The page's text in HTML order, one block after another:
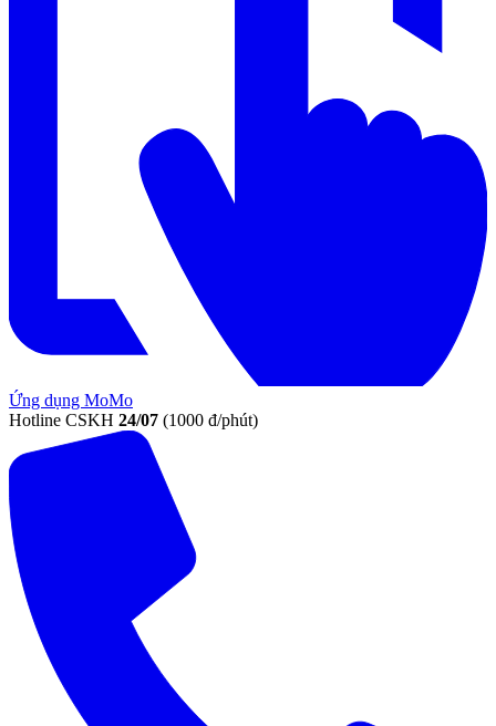
Ứng dụng MoMo
Hotline CSKH 24/07 (1000 đ/phút)